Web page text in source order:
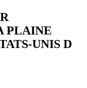
PLAINE
UNIS D